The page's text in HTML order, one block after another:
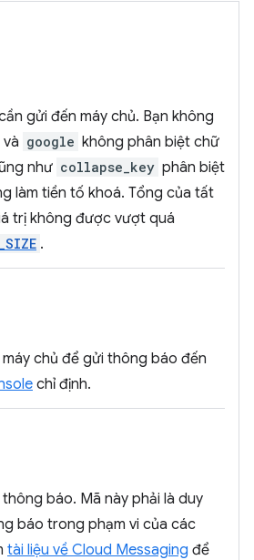
gửi đến máy chủ. Bạn không
và google không phân biệt chữ
như collapse_key phân biệt
làm tiền tố khoá. Tổng của tất
trị không được vượt quá
.
chủ để gửi thông báo đến
chỉ định.
báo. Mã này phải là duy
báo trong phạm vi của các
tài liệu về Cloud Messaging để